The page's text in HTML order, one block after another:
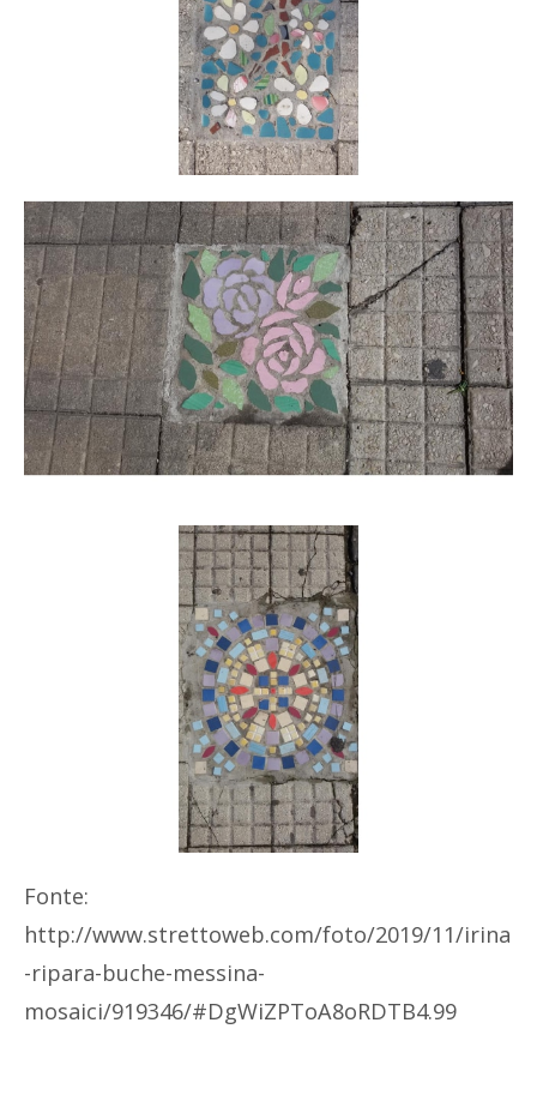
Fonte:
http://www.strettoweb.com/foto/2019/11/irina
-ripara-buche-messina-
mosaici/919346/#DgWiZPToA8oRDTB4.99